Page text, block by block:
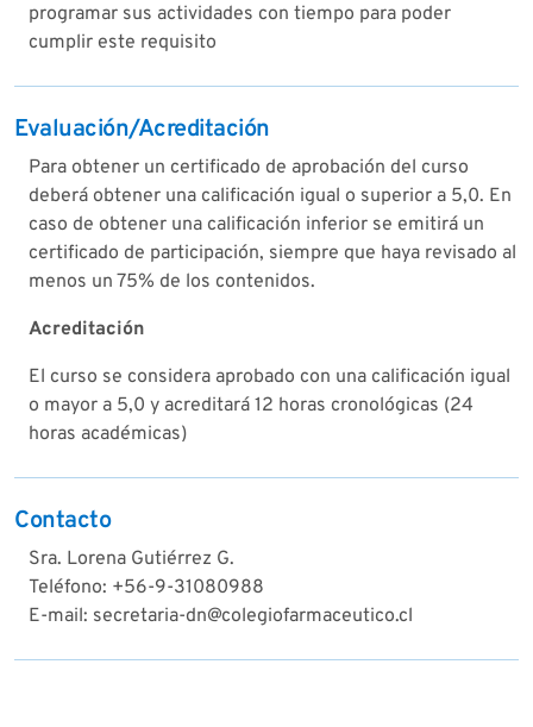
programar sus actividades con tiempo para poder
cumplir este requisito
Evaluación/Acreditación
Para obtener un certificado de aprobación del curso
deberá obtener una calificación igual o superior a 5,0. En
caso de obtener una calificación inferior se emitirá un
certificado de participación, siempre que haya revisado al
menos un 75% de los contenidos.
Acreditación
El curso se considera aprobado con una calificación igual
o mayor a 5,0 y acreditará 12 horas cronológicas (24
horas académicas)
Contacto
Sra. Lorena Gutiérrez G.
Teléfono: +56-9-31080988
E-mail: secretaria-dn@colegiofarmaceutico.cl